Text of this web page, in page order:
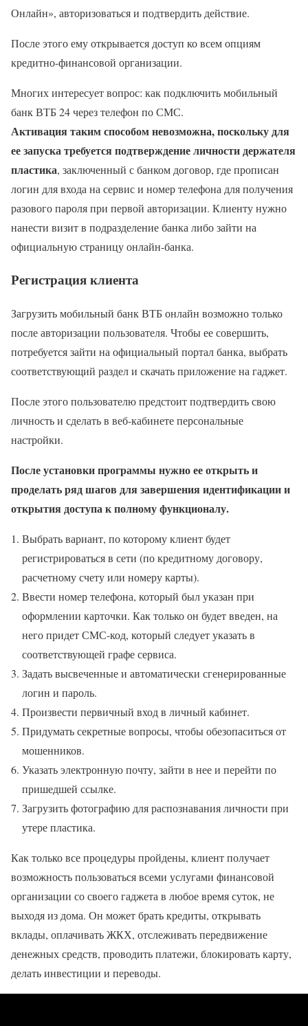
Онлайн», авторизоваться и подтвердить действие.
После этого ему открывается доступ ко всем опциям
кредитно-финансовой организации.
Многих интересует вопрос: как подключить мобильный
банк ВТБ 24 через телефон по СМС.
Активация таким способом невозможна, поскольку для
ее запуска требуется подтверждение личности держателя
пластика, заключенный с банком договор, где прописан
логин для входа на сервис и номер телефона для получения
разового пароля при первой авторизации. Клиенту нужно
нанести визит в подразделение банка либо зайти на
официальную страницу онлайн-банка.
Регистрация клиента
Загрузить мобильный банк ВТБ онлайн возможно только
после авторизации пользователя. Чтобы ее совершить,
потребуется зайти на официальный портал банка, выбрать
соответствующий раздел и скачать приложение на гаджет.
После этого пользователю предстоит подтвердить свою
личность и сделать в веб-кабинете персональные
настройки.
После установки программы нужно ее открыть и
проделать ряд шагов для завершения идентификации и
открытия доступа к полному функционалу.
Выбрать вариант, по которому клиент будет
регистрироваться в сети (по кредитному договору,
расчетному счету или номеру карты).
Ввести номер телефона, который был указан при
оформлении карточки. Как только он будет введен, на
него придет СМС-код, который следует указать в
соответствующей графе сервиса.
Задать высвеченные и автоматически сгенерированные
логин и пароль.
Произвести первичный вход в личный кабинет.
Придумать секретные вопросы, чтобы обезопаситься от
мошенников.
Указать электронную почту, зайти в нее и перейти по
пришедшей ссылке.
Загрузить фотографию для распознавания личности при
утере пластика.
Как только все процедуры пройдены, клиент получает
возможность пользоваться всеми услугами финансовой
организации со своего гаджета в любое время суток, не
выходя из дома. Он может брать кредиты, открывать
вклады, оплачивать ЖКХ, отслеживать передвижение
денежных средств, проводить платежи, блокировать карту,
делать инвестиции и переводы.